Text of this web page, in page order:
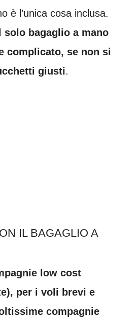
è l’unica cosa inclusa.
solo bagaglio a mano
complicato, se non si
giusti.
IL BAGAGLIO A
low cost
per i voli brevi e
compagnie